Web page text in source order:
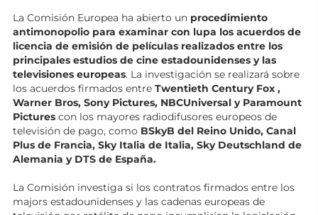
La Comisión Europea ha abierto un procedimiento
antimonopolio para examinar con lupa los acuerdos de
licencia de emisión de películas realizados entre los
principales estudios de cine estadounidenses y las
televisiones europeas. La investigación se realizará sobre
los acuerdos firmados entre Twentieth Century Fox ,
Warner Bros, Sony Pictures, NBCUniversal y Paramount
Pictures con los mayores radiodifusores europeos de
televisión de pago, como BSkyB del Reino Unido, Canal
Plus de Francia, Sky Italia de Italia, Sky Deutschland de
Alemania y DTS de España.
La Comisión investiga si los contratos firmados entre los
majors estadounidenses y las cadenas europeas de